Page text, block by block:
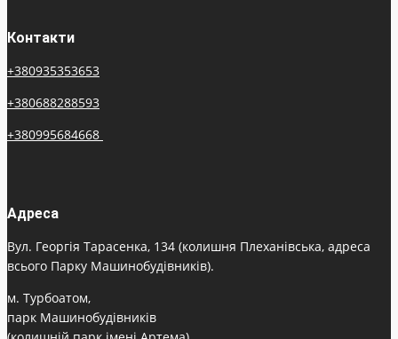
Контакти
+380935353653
+380688288593
+380995684668
Адреса
Вул. Георгія Тарасенка, 134 (колишня Плеханівська, адреса
всього Парку Машинобудівників).
м. Турбоатом,
парк Машинобудівників